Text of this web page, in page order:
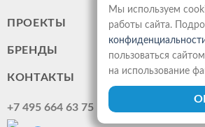
ПРОЕКТЫ
БРЕНДЫ
КОНТАКТЫ
+7 495 664 63 75
Мы используем
работы сайта.
пользоваться
на использование